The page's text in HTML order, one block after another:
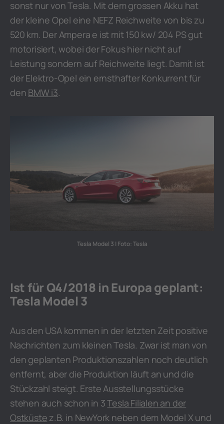
sonst nur von Tesla. Mit dem grossen Akku hat
der kleine Opel eine NEFZ Reichweite von bis zu
520 km. Der Ampera e ist mit 150 kw/ 204 PS gut
motorisiert, wobei der Fokus hier nicht auf
Leistung sondern auf Reichweite liegt. Damit ist
der Elektro-Opel ein ernsthafter Konkurrent für
den BMW i3.
Tesla Model 3 | Foto: Tesla
Ist für Q4/2018 in Europa geplant:
Tesla Model 3
Aus den USA kommen in der letzten Zeit positive
Nachrichten zum kleinen Tesla. Zwar ist man von
den geplanten Produktionszahlen noch deutlich
entfernt, aber die Produktion läuft an und die
Stückzahl steigt. Erste Ausstellungsstücke
stehen auch schon in 3Tesla Filialen an der
Ostküste z.B. in NewYork neben dem Model X und